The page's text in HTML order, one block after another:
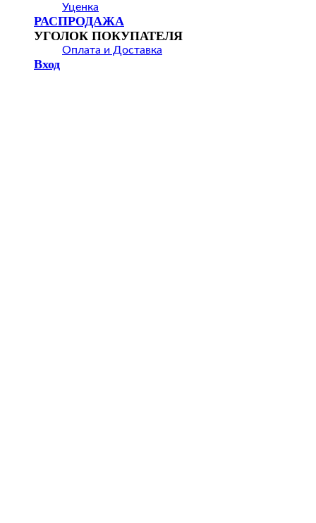
Уценка
РАСПРОДАЖА
УГОЛОК ПОКУПАТЕЛЯ
Оплата и Доставка
Вход